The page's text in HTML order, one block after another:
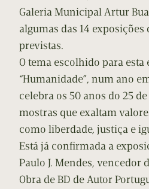
Galeria Municipal Artur
algumas das 14
previstas.
O tema escolhido para esta
“Humanidade”, num ano
celebra os 50 anos do 25
mostras que exaltam
como liberdade, justiça e
Está já confirmada a
Paulo J. Mendes,
Obra de BD de Autor